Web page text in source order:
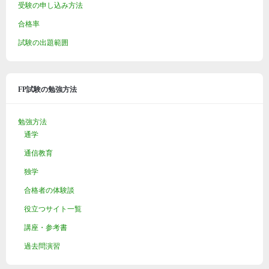
受験の申し込み方法
合格率
試験の出題範囲
FP試験の勉強方法
勉強方法
通学
通信教育
独学
合格者の体験談
役立つサイト一覧
講座・参考書
過去問演習